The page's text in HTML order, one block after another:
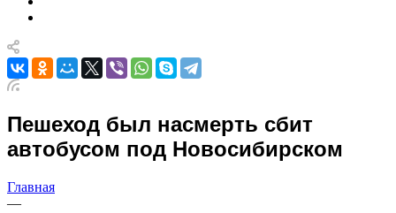
Пешеход был насмерть сбит
автобусом под Новосибирском
Главная
—